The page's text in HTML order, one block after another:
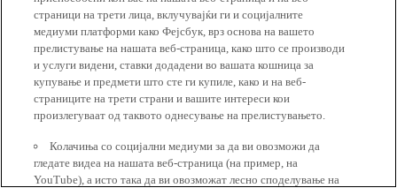
страници на трети лица, вклучувајќи ги и социјалните
медиуми платформи како Фејсбук, врз основа на вашето
прелистување на нашата веб-страница, како што се производи
и услуги видени, ставки додадени во вашата кошница за
купување и предмети што сте ги купиле, како и на веб-
страниците на трети страни и вашите интереси кои
произлегуваат од таквото однесување на прелистувањето.
Колачиња со социјални медиуми за да ви овозможи да
гледате видеа на нашата веб-страница (на пример, на
YouTube), а исто така да ви овозможат лесно споделување на